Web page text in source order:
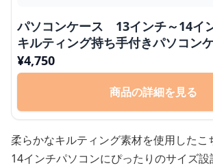
パソコンケース 13インチ～14イ
キルティング持ち手付きパソコン
い 通勤 カジュアル
¥4,750
商品の詳細を見る
柔らかなキルティング素材を使用したこ
14インチパソコンにぴったりのサイズ設